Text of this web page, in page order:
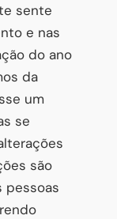
sente
e nas
do ano
da
um
se
são
pessoas